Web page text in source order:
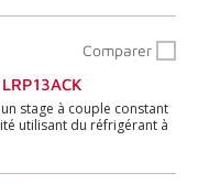
Comparer
stage à couple constant
utilisant du réfrigérant à